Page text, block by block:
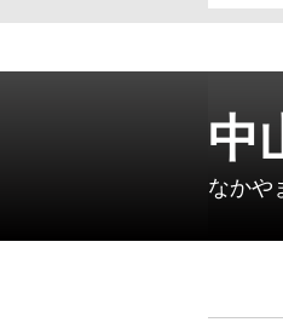
中
なかや